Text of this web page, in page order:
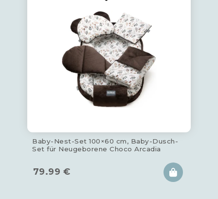
Baby-Nest-Set 100×60 cm, Baby-Dusch-
Set für Neugeborene Choco Arcadia
79.99 €